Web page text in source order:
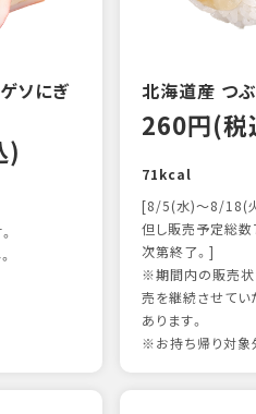
ソにぎ
)
北海道産 つ
260円(税
71kcal
[8/5(水)～8/18(
但し販売予定総
次第終了。]
※期間内の販売状
売を継続させてい
あります。
※お持ち帰り対象